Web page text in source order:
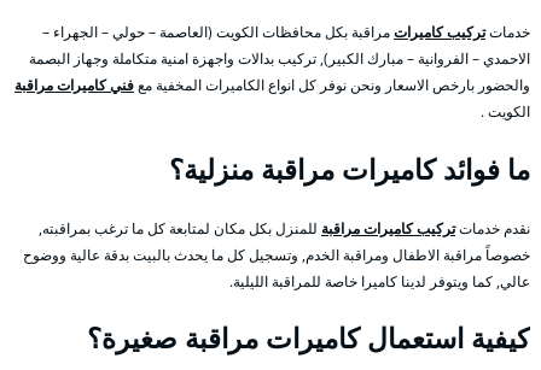
خدماتتركيب كاميراتمراقبة بكل محافظات الكويت (العاصمة – حولي – الجهراء –
الاحمدي – الفروانية – مبارك الكبير), تركيب بدالات واجهزة امنية متكاملة وجهاز البصمة
والحضور بارخص الاسعار ونحن نوفر كل انواع الكاميرات المخفية معفني كاميرات مراقبة
الكويت .
ما فوائد كاميرات مراقبة منزلية؟
نقدم خدماتتركيب كاميرات مراقبة للمنزل بكل مكان لمتابعة كل ما ترغب بمراقبته,
خصوصاً مراقبة الاطفال ومراقبة الخدم, وتسجيل كل ما يحدث بالبيت بدقة عالية ووضوح
عالي, كما ويتوفر لدينا كاميرا خاصة للمراقبة الليلية.
كيفية استعمال كاميرات مراقبة صغيرة؟